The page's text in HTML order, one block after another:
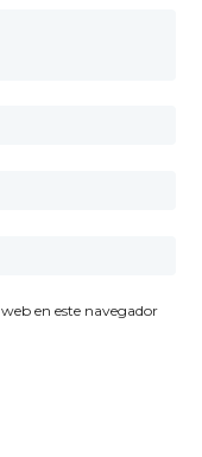
en este navegador